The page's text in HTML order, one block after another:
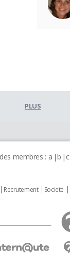
PLUS
membres : a b c
Recrutement Societé